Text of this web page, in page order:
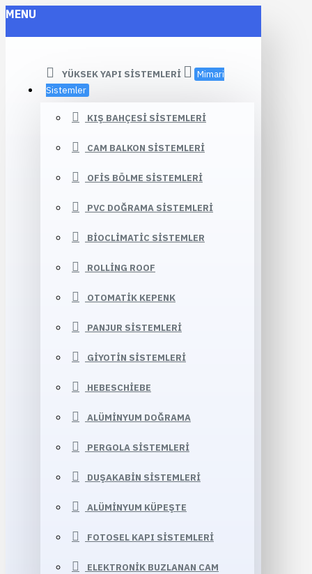
MENU
YÜKSEK YAPI SISTEMLERI
Mimari
Sistemler
KIŞ BAHÇESI SISTEMLERI
CAM BALKON SISTEMLERI
OFIS BÖLME SISTEMLERI
PVC DOĞRAMA SISTEMLERI
BIOCLIMATIC SISTEMLER
ROLLING ROOF
OTOMATIK KEPENK
PANJUR SISTEMLERI
GIYOTIN SISTEMLERI
HEBESCHIEBE
ALÜMINYUM DOĞRAMA
PERGOLA SISTEMLERI
DUŞAKABIN SISTEMLERI
ALÜMINYUM KÜPEŞTE
FOTOSEL KAPI SISTEMLERI
ELEKTRONIK BUZLANAN CAM